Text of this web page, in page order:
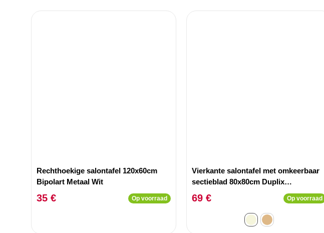
Rechthoekige salontafel 120x60cm
Bipolart Metaal Wit
35 € Op voorraad
Vierkante salontafel met omkeerbaar
sectieblad 80x80cm Duplix
Travertineffect Beige
69 € Op voorraad